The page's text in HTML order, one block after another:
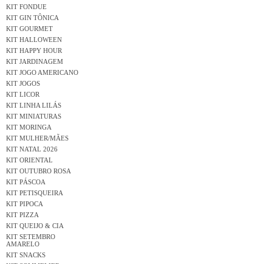
KIT FONDUE
KIT GIN TÔNICA
KIT GOURMET
KIT HALLOWEEN
KIT HAPPY HOUR
KIT JARDINAGEM
KIT JOGO AMERICANO
KIT JOGOS
KIT LICOR
KIT LINHA LILÁS
KIT MINIATURAS
KIT MORINGA
KIT MULHER/MÃES
KIT NATAL 2026
KIT ORIENTAL
KIT OUTUBRO ROSA
KIT PÁSCOA
KIT PETISQUEIRA
KIT PIPOCA
KIT PIZZA
KIT QUEIJO & CIA
KIT SETEMBRO
AMARELO
KIT SNACKS